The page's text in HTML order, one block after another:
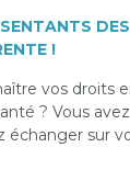
!
vos droits
? Vous
échanger sur